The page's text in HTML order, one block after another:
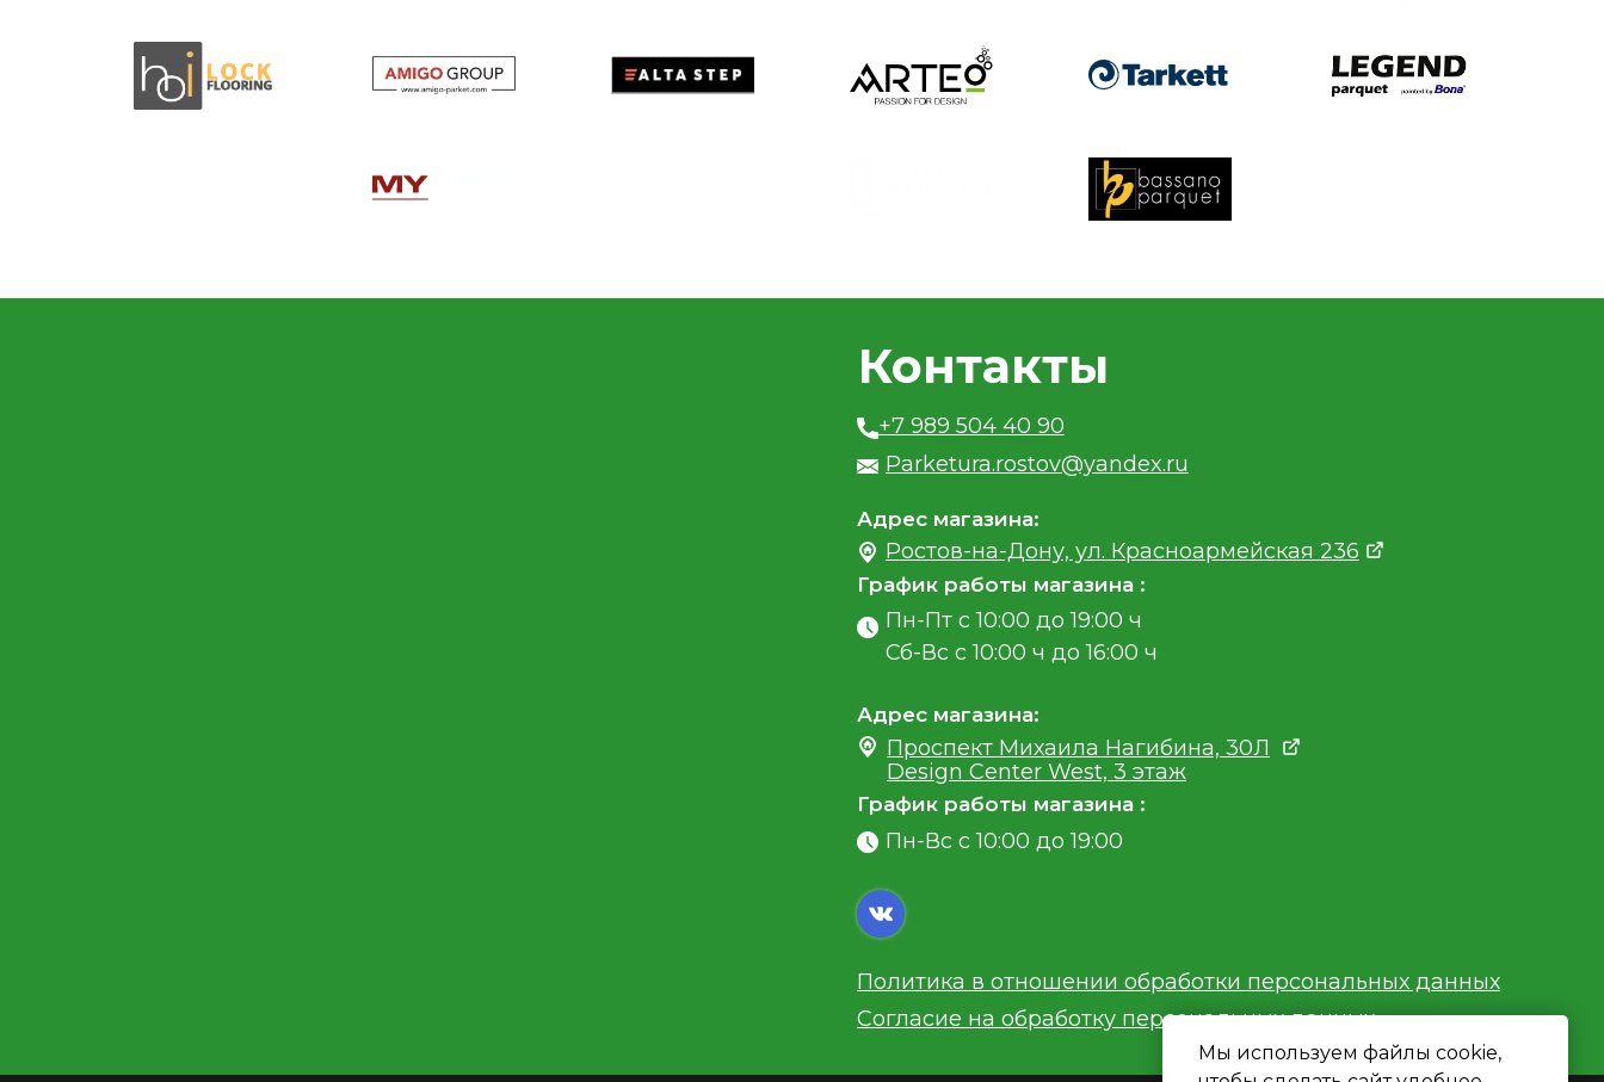
Мы используем файлы cookie,
Контакты
График работы магазина :
+7 989 504 40 90
Parketura.rostov@yandex.ru
Ростов-на-Дону, ул. Красноармейская 236
Пн-Пт с 10:00 до 19:00 ч
Сб-Вс с 10:00 ч до 16:00 ч
Проспект Михаила Нагибина, 30Л
Design Center West, 3 этаж
График работы магазина :
Пн-Вс с 10:00 до 19:00
Адрес магазина:
Адрес магазина:
Согласие на обработку персональных данных
Политика в отношении обработки персональных данных